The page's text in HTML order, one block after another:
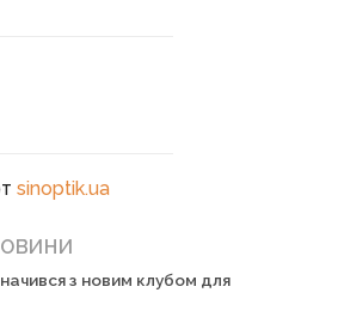
sinoptik.ua
з новим клубом для